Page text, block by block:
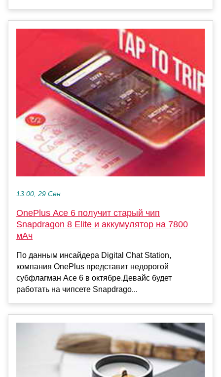
13:00, 29 Сен
OnePlus Ace 6 получит старый чип
Snapdragon 8 Elite и аккумулятор на 7800
мАч
По данным инсайдера Digital Chat Station,
компания OnePlus представит недорогой
субфлагман Ace 6 в октябре.Девайс будет
работать на чипсете Snapdrago...